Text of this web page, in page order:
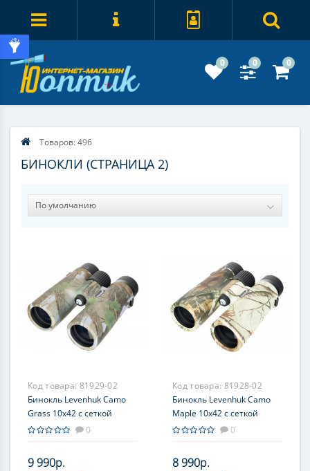
0 0 0
Товаров: 496
БИНОКЛИ (СТРАНИЦА 2)
Код товара: 81929-02
Бинокль Levenhuk Camo
Grass 10x42 с сеткой
0
9 990р.
Код товара: 81928-02
Бинокль Levenhuk Camo
Maple 10x42 с сеткой
0
8 990р.